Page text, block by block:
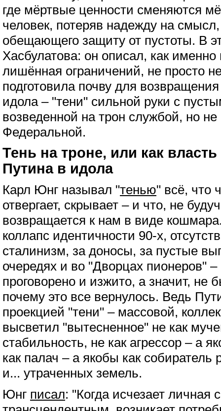
где мёртвые ценности сменяются
человек, потеряв надежду на
обещающего защиту от пустоты. В
Хасбулатова: он описал, как
лишённая ограничений, не просто
подготовила почву для
идола – "тени" сильной руки с
возведенной на трон службой, но не
Федеральной.
Тень на троне, или как
Путина в идола
Карл Юнг называл "тенью" всё, что
отвергает, скрывает – и что, не
возвращается к нам в виде
коллапс идентичности 90-х,
сталинизм, за доносы, за пустые
очередях и во "Дворцах пионеров"
проговорено и изжито, а значит, не
почему это все вернулось. Ведь
проекцией "тени" – массовой,
высветил "вытесненное" не как
стабильность, не как агрессор – а
как палач – а якобы как
и... утраченных земель.
Юнг писал: "Когда исчезает личная